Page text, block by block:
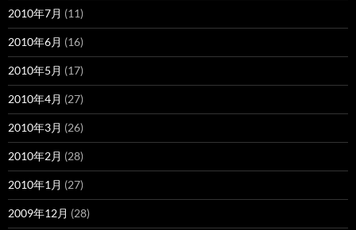
2010年7月 (11)
2010年6月 (16)
2010年5月 (17)
2010年4月 (27)
2010年3月 (26)
2010年2月 (28)
2010年1月 (27)
2009年12月 (28)